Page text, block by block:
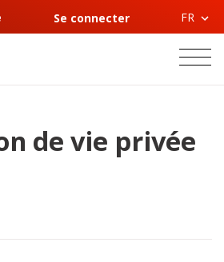
Se connecter FR
de vie privée